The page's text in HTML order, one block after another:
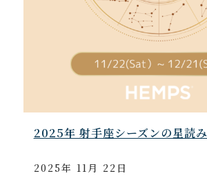
2025年 射手座シーズンの星読み
2025年 11月 22日